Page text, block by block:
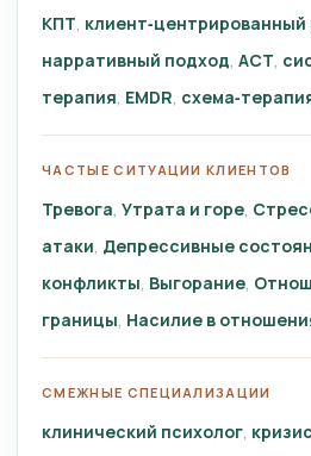
КПТ
нарративный подход ACT
терапия EMDR
ЧАСТЫЕ СИТУАЦИИ КЛИЕНТОВ
Тревога Утрата и горе
атаки Депрессивные
конфликты Выгорание
границы Насилие в
СМЕЖНЫЕ СПЕЦИАЛИЗАЦИИ
клинический психолог